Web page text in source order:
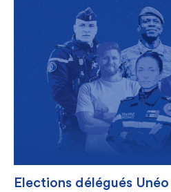
Elections délégués